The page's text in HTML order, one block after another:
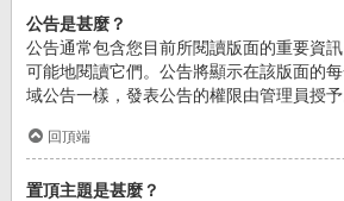
公告是甚麼？
公告通常包含您目前所閱讀版面的重要資
可能地閱讀它們。公告將顯示在該版面的
域公告一樣，發表公告的權限由管理員授予
回頂端
置頂主題是甚麼？